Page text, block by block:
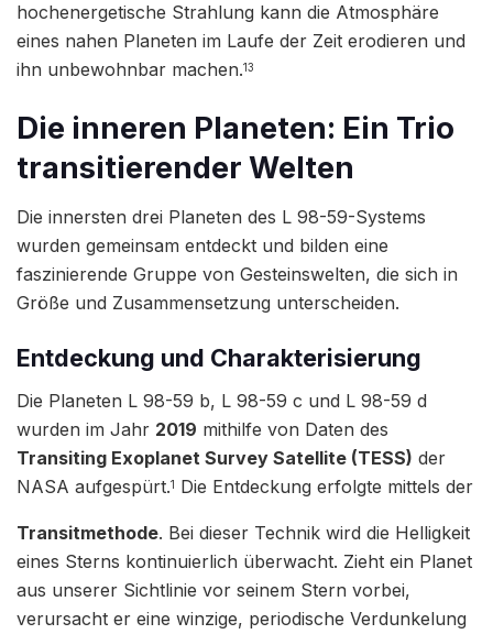
hochenergetische Strahlung kann die Atmosphäre
eines nahen Planeten im Laufe der Zeit erodieren und
ihn unbewohnbar machen.13
Die inneren Planeten: Ein Trio
transitierender Welten
Die innersten drei Planeten des L 98-59-Systems
wurden gemeinsam entdeckt und bilden eine
faszinierende Gruppe von Gesteinswelten, die sich in
Größe und Zusammensetzung unterscheiden.
Entdeckung und Charakterisierung
Die Planeten L 98-59 b, L 98-59 c und L 98-59 d
wurden im Jahr 2019 mithilfe von Daten des
Transiting Exoplanet Survey Satellite (TESS) der
NASA aufgespürt.1 Die Entdeckung erfolgte mittels der
Transitmethode. Bei dieser Technik wird die Helligkeit
eines Sterns kontinuierlich überwacht. Zieht ein Planet
aus unserer Sichtlinie vor seinem Stern vorbei,
verursacht er eine winzige, periodische Verdunkelung